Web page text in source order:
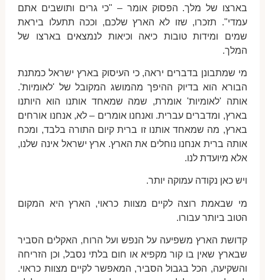
בארצו של מלך. הפסוק אומר – "כי גרים ותושבים אתם
עמדי". תזכרו, שזו לא הארץ שלכם, וככה תתעלו ביראת
שמים ומידות טובות כיאה וכיאות לנמצאים בארצו של
המלך.
מי שמתבונן בדברים יראה, כי העיסוק בארץ ישראל כמתנת
הבורא הוא בדיוק ההיפך מהמושג המקובל של 'לאומיות'.
אותה 'לאומיות' אומרת, שמה שמאחד אותנו הוא היותנו
בארץ, ומדברים עברית. ואנחנו אומרים – לא, אנחנו אורחים
בארץ, מה שמאחד אותנו זו ברית קיום התורה בלבד, ומכח
אותה ברית אנחנו נוחלים את הארץ. ארץ ישראל אינה שלנו,
אלא מיועדת לנו.
ויש כאן נקודה עמוקה יותר.
מי שבאמת רוצה לקיים מצוות כראוי, הארץ היא המקום
הטוב ביותר עבורו.
קדושת הארץ משפיעה על הנפש ועל הרוח, האקלים הסביר
שבארץ שאין בו קור מקפיא או חום בלתי נסבל, וכן הזריחה
והשקיעה, הכל בגבול הסביר, המאפשר לקיים מצוות כראוי.